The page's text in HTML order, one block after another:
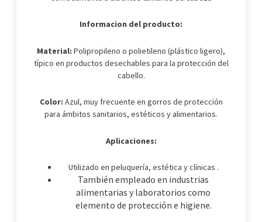
Informacion del producto:
Material: Polipropileno o polietileno (plástico ligero),
típico en productos desechables para la protección del
cabello.
Color: Azul, muy frecuente en gorros de protección
para ámbitos sanitarios, estéticos y alimentarios.
Aplicaciones:
Utilizado en peluquería, estética y clínicas .
También empleado en industrias
alimentarias y laboratorios como
elemento de protección e higiene.